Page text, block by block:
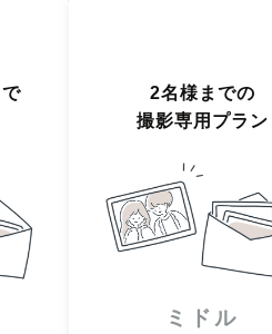
2名様までの
撮影専用プラン
ミドル